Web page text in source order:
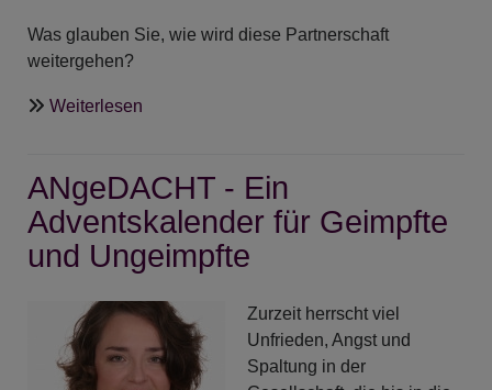
Was glauben Sie, wie wird diese Partnerschaft
weitergehen?
Weiterlesen
Ermutigung
zum
Gebet
ANgeDACHT - Ein
Adventskalender für Geimpfte
und Ungeimpfte
Zurzeit herrscht viel
Unfrieden, Angst und
Spaltung in der